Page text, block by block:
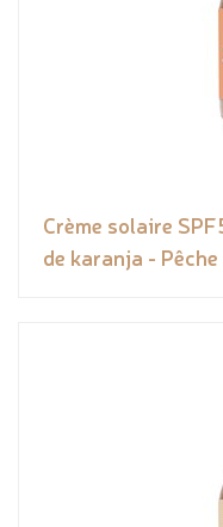
Crème solaire
de karanja -